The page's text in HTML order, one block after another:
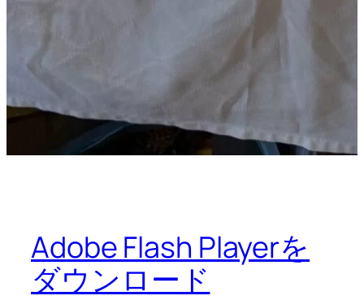
Adobe Flash Playerを
ダウンロード